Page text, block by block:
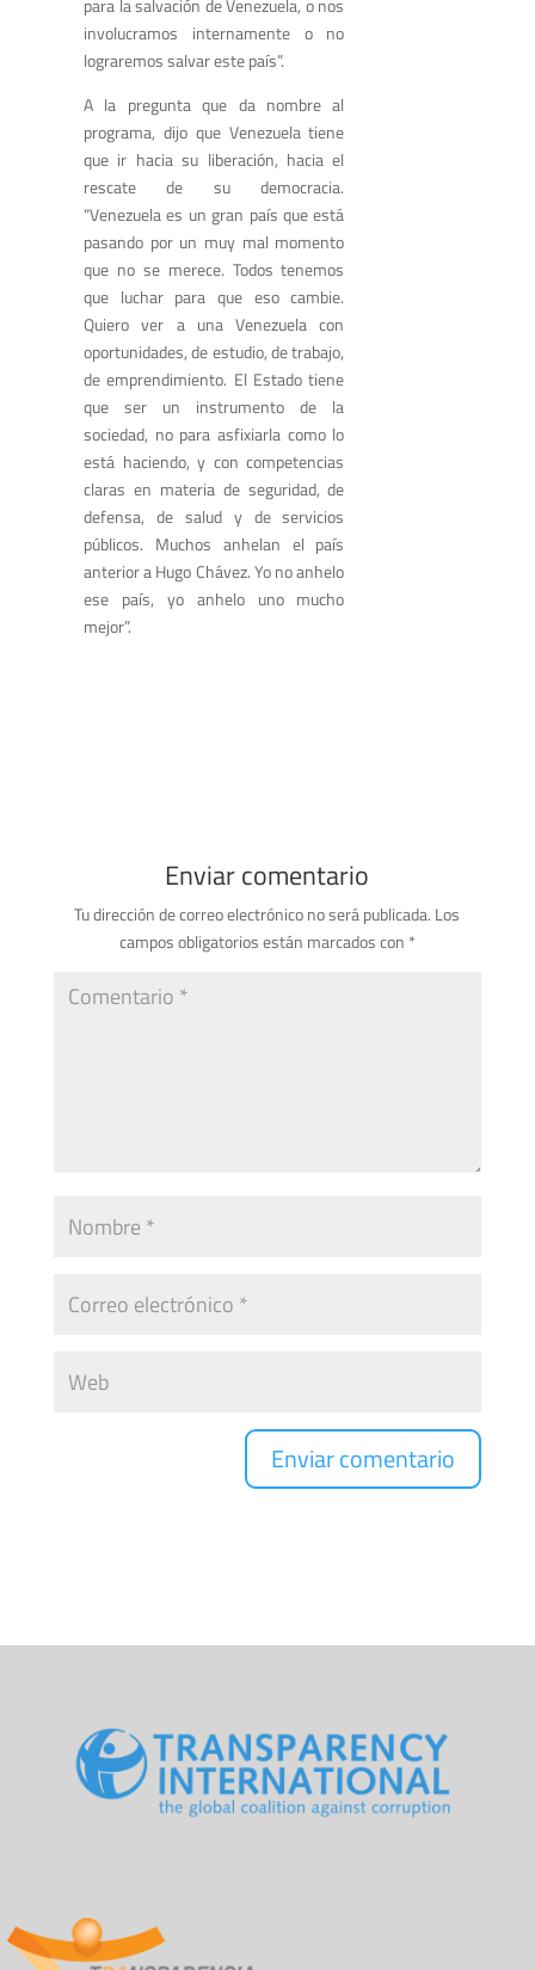
para la salvación de Venezuela, o nos
involucramos internamente o no
lograremos salvar este país”.
A la pregunta que da nombre al
programa, dijo que Venezuela tiene
que ir hacia su liberación, hacia el
rescate de su democracia.
“Venezuela es un gran país que está
pasando por un muy mal momento
que no se merece. Todos tenemos
que luchar para que eso cambie.
Quiero ver a una Venezuela con
oportunidades, de estudio, de trabajo,
de emprendimiento. El Estado tiene
que ser un instrumento de la
sociedad, no para asfixiarla como lo
está haciendo, y con competencias
claras en materia de seguridad, de
defensa, de salud y de servicios
públicos. Muchos anhelan el país
anterior a Hugo Chávez. Yo no anhelo
ese país, yo anhelo uno mucho
mejor”.
Enviar comentario
Tu dirección de correo electrónico no será publicada. Los
campos obligatorios están marcados con *